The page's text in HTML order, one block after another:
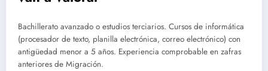
Bachillerato avanzado o estudios terciarios. Cursos de informática
(procesador de texto, planilla electrónica, correo electrónico) con
antigüedad menor a 5 años. Experiencia comprobable en zafras
anteriores de Migración.